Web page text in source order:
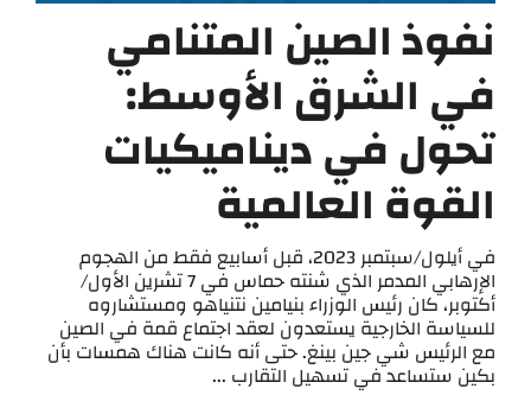
نفوذ الصين المتنامي
في الشرق الأوسط:
تحول في ديناميكيات
القوة العالمية
في أيلول/سبتمبر 2023، قبل أسابيع فقط من الهجوم
الإرهابي المدمر الذي شنته حماس في 7 تشرين الأول/
أكتوبر، كان رئيس الوزراء بنيامين نتنياهو ومستشاروه
للسياسة الخارجية يستعدون لعقد اجتماع قمة في الصين
مع الرئيس شي جين بينغ. حتى أنه كانت هناك همسات بأن
بكين ستساعد في تسهيل التقارب ...